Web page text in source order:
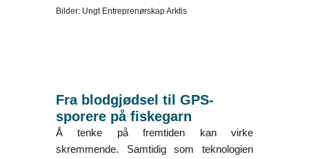
Bilder: Ungt Entreprenørskap Arktis
Fra blodgjødsel til GPS-
sporere på fiskegarn
Å tenke på fremtiden kan virke
skremmende. Samtidig som teknologien